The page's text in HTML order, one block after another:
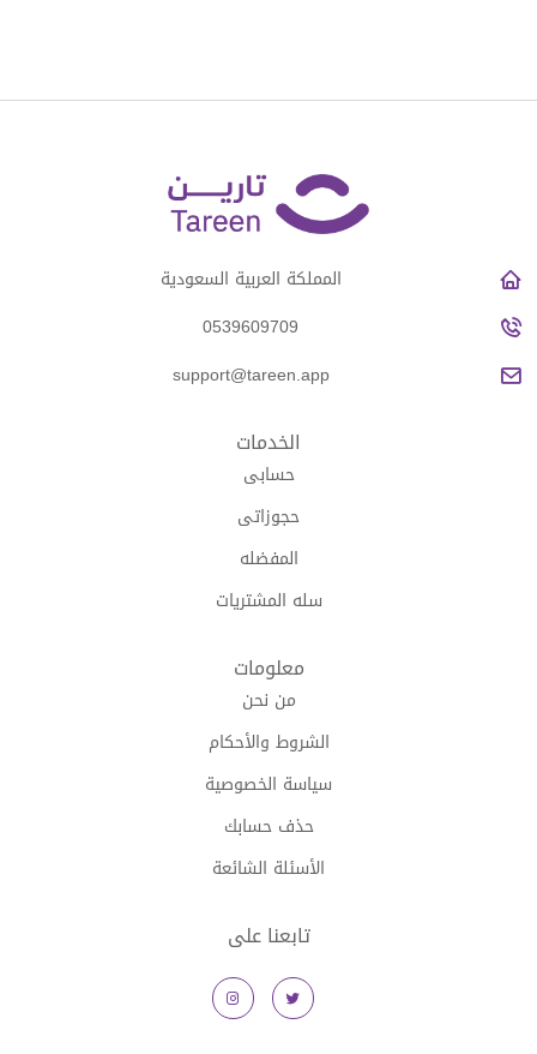
المملكة العربية السعودية
0539609709
support@tareen.app
الخدمات
حسابى
حجوزاتى
المفضله
سله المشتريات
معلومات
من نحن
الشروط والأحكام
سياسة الخصوصية
حذف حسابك
الأسئلة الشائعة
تابعنا على